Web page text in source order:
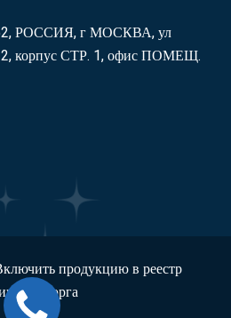
РОССИЯ, г МОСКВА, ул
СТР. 1, офис ПОМЕЩ.
продукцию в реестр